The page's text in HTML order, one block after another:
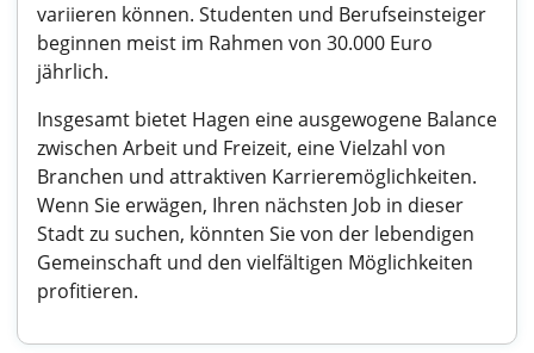
variieren können. Studenten und Berufseinsteiger
beginnen meist im Rahmen von 30.000 Euro
jährlich.
Insgesamt bietet Hagen eine ausgewogene Balance
zwischen Arbeit und Freizeit, eine Vielzahl von
Branchen und attraktiven Karrieremöglichkeiten.
Wenn Sie erwägen, Ihren nächsten Job in dieser
Stadt zu suchen, könnten Sie von der lebendigen
Gemeinschaft und den vielfältigen Möglichkeiten
profitieren.